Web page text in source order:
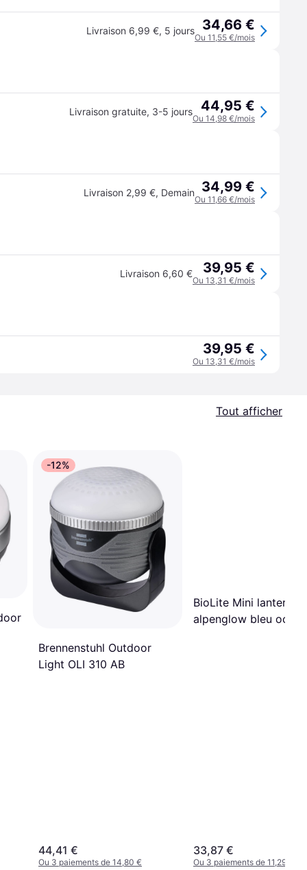
Livraison 6,99 €, 5 jours 34,66 €
Ou 11,55 €/mois
Livraison gratuite, 3-5 jours 44,95 €
Ou 14,98 €/mois
Livraison 2,99 €, Demain 34,99 €
Ou 11,66 €/mois
Livraison 6,60 € 39,95 €
Ou 13,31 €/mois
39,95 €
Ou 13,31 €/mois
Tout afficher
-12%
Brennenstuhl Outdoor
Light OLI 310 AB
44,41 €
Ou 3 paiements de 14,80 €
BioLite Mini lanterne
alpenglow bleu ocean
33,87 €
Ou 3 paiements de 11,29 €